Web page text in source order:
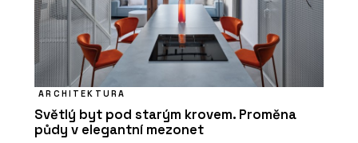
ARCHITEKTURA
Světlý byt pod starým krovem. Proměna
půdy v elegantní mezonet